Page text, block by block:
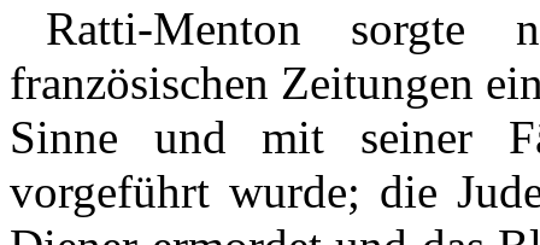
Ratti-Menton
französischen Zeitungen
Sinne und mit seiner
vorgeführt wurde; die